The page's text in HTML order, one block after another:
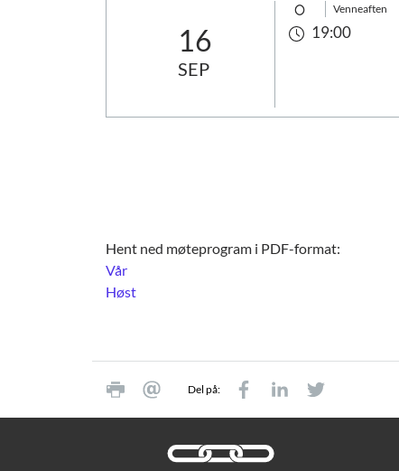
16
SEP
Venneaften
19:00
Hent ned møteprogram i PDF-format:
Vår
Høst
Del på: